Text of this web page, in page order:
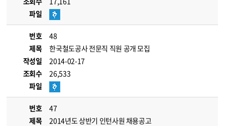
파일
번호
48
제목
한국철도공사 전문직 직원 공개 모집
작성일
2014-02-17
조회수
26,533
파일
번호
47
제목
2014년도 상반기 인턴사원 채용공고